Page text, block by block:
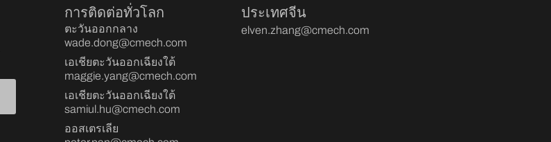
การติดต่อทั่วโลก
ตะวันออกกลาง
wade.dong@cmech.com
เอเชียตะวันออกเฉียงใต้
maggie.yang@cmech.com
เอเชียตะวันออกเฉียงใต้
samiul.hu@cmech.com
ออสเตรเลีย
ประเทศจีน
elven.zhang@cmech.com